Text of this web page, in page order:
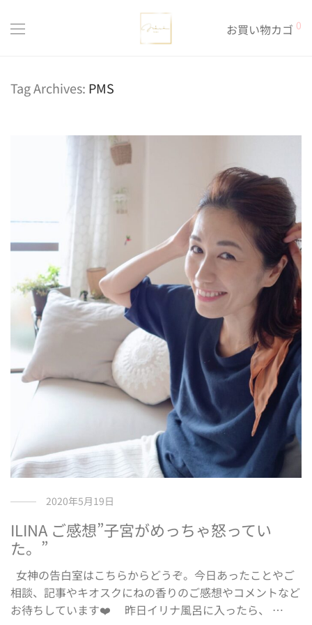
お買い物カゴ 0
Tag Archives: PMS
2020年5月19日
ILINA ご感想”子宮がめっちゃ怒ってい
た。”
女神の告白室はこちらからどうぞ。今日あったことやご
相談、記事やキオスクにねの香りのご感想やコメントなど
お待ちしています❤️ 昨日イリナ風呂に入ったら、 …